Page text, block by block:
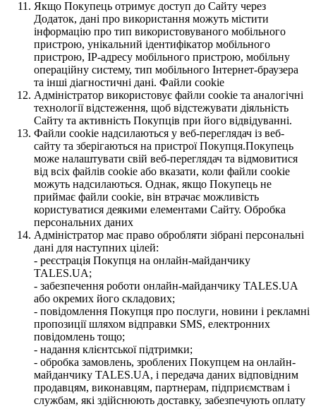
Якщо Покупець отримує доступ до Сайту через
Додаток, дані про використання можуть містити
інформацію про тип використовуваного мобільного
пристрою, унікальний ідентифікатор мобільного
пристрою, IP-адресу мобільного пристрою, мобільну
операційну систему, тип мобільного Інтернет-браузера
та інші діагностичні дані. Файли cookie
Адміністратор використовує файли cookie та аналогічні
технології відстеження, щоб відстежувати діяльність
Сайту та активність Покупців при його відвідуванні.
Файли cookie надсилаються у веб-переглядач із веб-
сайту та зберігаються на пристрої Покупця.Покупець
може налаштувати свій веб-переглядач та відмовитися
від всіх файлів cookie або вказати, коли файли cookie
можуть надсилаються. Однак, якщо Покупець не
приймає файли cookie, він втрачає можливість
користуватися деякими елементами Сайту. Обробка
персональних даних
Адміністратор має право обробляти зібрані персональні
дані для наступних цілей:
- реєстрація Покупця на онлайн-майданчику
TALES.UA;
- забезпечення роботи онлайн-майданчику TALES.UA
або окремих його складових;
- повідомлення Покупця про послуги, новини і рекламні
пропозиції шляхом відправки SMS, електронних
повідомлень тощо;
- надання клієнтської підтримки;
- обробка замовлень, зроблених Покупцем на онлайн-
майданчику TALES.UA, і передача даних відповідним
продавцям, виконавцям, партнерам, підприємствам і
службам, які здійснюють доставку, забезпечують оплату